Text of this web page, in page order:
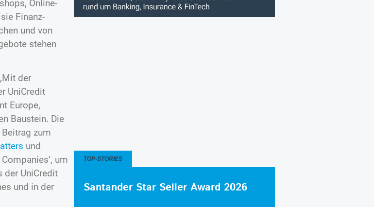
Online-
Finanz-
und von
stehen
der
UniCredit
Europe,
Baustein. Die
zum
und
um
der UniCredit
und in der
TOP-STORIES
Santander Star Seller Award 2026